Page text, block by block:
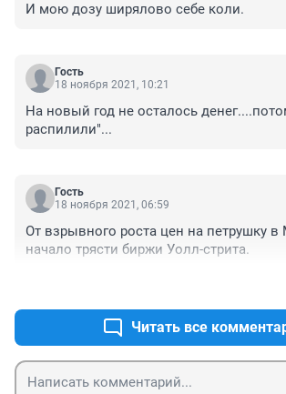
И мою дозу ширялово себе коли.
Гость
18 ноября 2021, 10:21
На новый год не осталось
распилили"...
Гость
18 ноября 2021, 06:59
От взрывного роста цен на петрушку
начало трясти биржи Уолл-стрита.
Читать все